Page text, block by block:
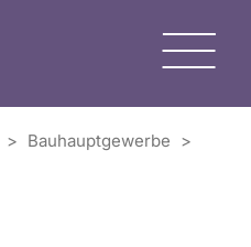
> Bauhauptgewerbe >